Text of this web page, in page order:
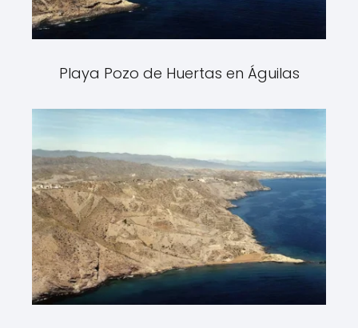
Playa Pozo de Huertas en Águilas